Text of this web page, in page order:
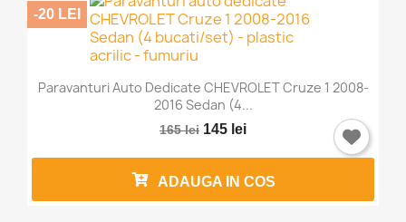
Paravanturi Auto Dedicate CHEVROLET Cruze 1 2008-
2016 Sedan (4...
165 lei 145 lei
-20 LEI
ADAUGA IN COS